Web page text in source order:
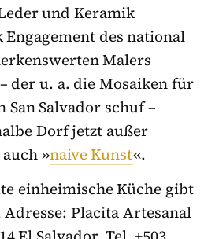
und Keramik
des national
Malers
der u. a. die Mosaiken für
San Salvador schuf –
Dorf jetzt außer
»naive Kunst«.
einheimische Küche gibt
Adresse: Placita Artesanal